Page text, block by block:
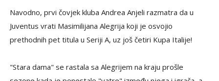
Navodno, prvi čovjek kluba Andrea Anjeli razmatra da u
Juventus vrati Masimilijana Alegrija koji je osvojio
prethodnih pet titula u Seriji A, uz još četiri Kupa Italije!
"Stara dama" se rastala sa Alegrijem na kraju prošle